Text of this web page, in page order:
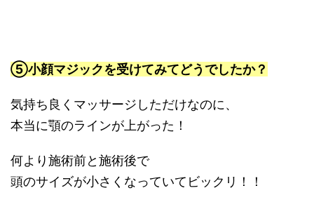
⑤小顔マジックを受けてみてどうでしたか？
気持ち良くマッサージしただけなのに、
本当に顎のラインが上がった！
何より施術前と施術後で
頭のサイズが小さくなっていてビックリ！！